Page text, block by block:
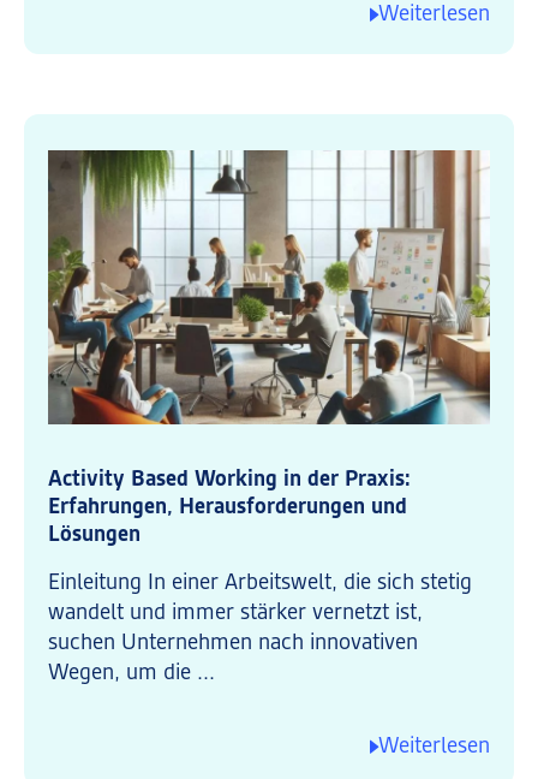
Weiterlesen
Activity Based Working in der Praxis:
Erfahrungen, Herausforderungen und
Lösungen
Einleitung In einer Arbeitswelt, die sich stetig
wandelt und immer stärker vernetzt ist,
suchen Unternehmen nach innovativen
Wegen, um die ...
Weiterlesen